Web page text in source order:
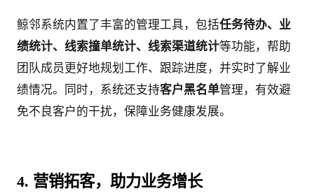
鲸邻系统内置了丰富的管理工具，包括任务待办、业
绩统计、线索撞单统计、线索渠道统计等功能，帮助
团队成员更好地规划工作、跟踪进度，并实时了解业
绩情况。同时，系统还支持客户黑名单管理，有效避
免不良客户的干扰，保障业务健康发展。
4. 营销拓客，助力业务增长